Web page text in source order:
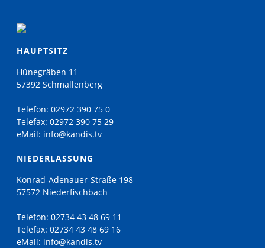
HAUPTSITZ
Hünegräben 11
57392 Schmallenberg
Telefon: 02972 390 75 0
Telefax: 02972 390 75 29
eMail: info@kandis.tv
NIEDERLASSUNG
Konrad-Adenauer-Straße 198
57572 Niederfischbach
Telefon: 02734 43 48 69 11
Telefax: 02734 43 48 69 16
eMail: info@kandis.tv